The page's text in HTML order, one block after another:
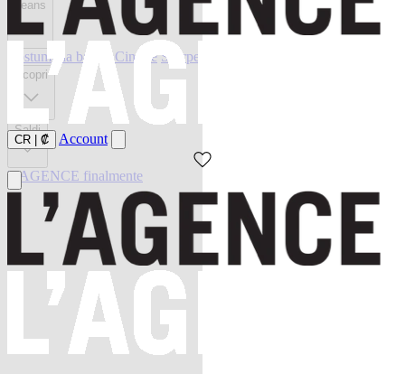
CR ₡ Account
Jeans
Costumi da bagno Cinture Scarpe
Scopri
Saldi
L'AGENCE finalmente